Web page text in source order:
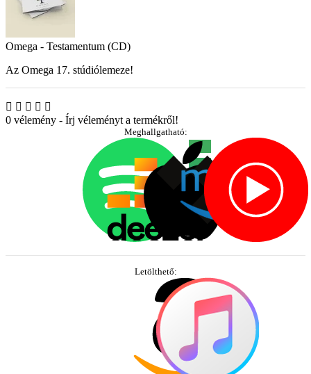
Omega - Testamentum (CD)
Az Omega 17. stúdiólemeze!
0 vélemény - Írj véleményt a termékről!
Meghallgatható:
Letölthető: